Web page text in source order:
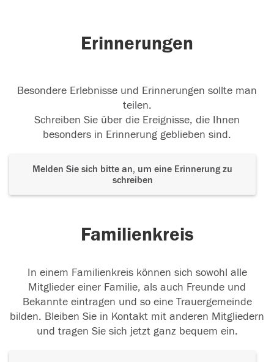
Erinnerungen
Besondere Erlebnisse und Erinnerungen sollte man
teilen.
Schreiben Sie über die Ereignisse, die Ihnen
besonders in Erinnerung geblieben sind.
Melden Sie sich bitte an, um eine Erinnerung zu
schreiben
Familienkreis
In einem Familienkreis können sich sowohl alle
Mitglieder einer Familie, als auch Freunde und
Bekannte eintragen und so eine Trauergemeinde
bilden. Bleiben Sie in Kontakt mit anderen Mitgliedern
und tragen Sie sich jetzt ganz bequem ein.